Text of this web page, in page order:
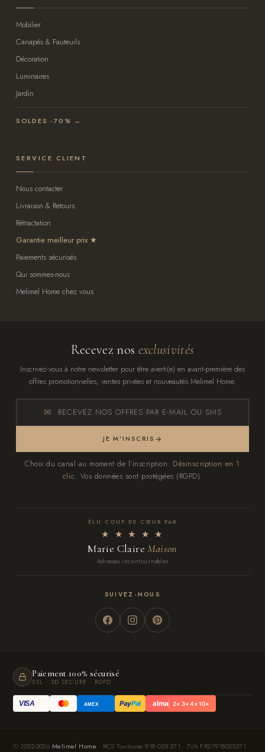
Mobilier
Canapés & Fauteuils
Décoration
Luminaires
Jardin
SOLDES -70% →
SERVICE CLIENT
Nous contacter
Livraison & Retours
Rétractation
Garantie meilleur prix
Paiements sécurisés
Qui sommes-nous
Melimel Home chez vous
Recevez nos exclusivités
Inscrivez-vous à notre newsletter pour être averti(e) en avant-première des
offres promotionnelles, ventes privées et nouveautés Melimel Home.
RECEVEZ NOS OFFRES PAR E-MAIL OU SMS
JE M'INSCRIS
Choix du canal au moment de l'inscription. Désinscription en 1
clic. Vos données sont protégées (RGPD).
ÉLU COUP DE CŒUR PAR
★ ★ ★ ★ ★
Marie ClaireMaison
Adresses incontournables
SUIVEZ-NOUS
Paiement 100% sécurisé
SSL · 3D SECURE · RGPD
VISA AMEX PayPal alma 2× 3× 4× 10×
© 2022-2026 Melimel Home · RCS Toulouse 918 025 271 · TVA FR27918025271 ·